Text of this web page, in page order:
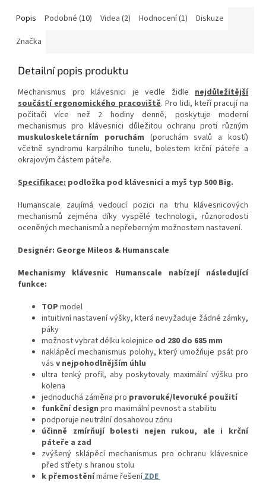
Popis Podobné (10) Videa (2) Hodnocení (1)
Diskuze
Značka
Detailní popis produktu
Mechanismus pro klávesnici je vedle židle nejdůležitější
součástí ergonomického pracoviště. Pro lidi, kteří pracují na
počítači více než 2 hodiny denně, poskytuje moderní
mechanismus pro klávesnici důležitou ochranu proti různým
muskuloskeletárním poruchám (poruchám svalů a kostí)
včetně syndromu karpálního tunelu, bolestem krční páteře a
okrajovým částem páteře.
Specifikace: podložka pod klávesnici a myš typ 500 Big.
Humanscale zaujímá vedoucí pozici na trhu klávesnicových
mechanismů zejména díky vyspělé technologii, různorodosti
oceněných mechanismů a nepřeberným možnostem nastavení.
Designér: George Mileos & Humanscale
Mechanismy klávesnic Humanscale nabízejí následující
funkce:
TOP model
intuitivní nastavení výšky, která nevyžaduje žádné zámky,
páky
možnost vybrat délku kolejnice od 280 do 685 mm
naklápěcí mechanismus polohy, který umožňuje psát pro
vás v nejpohodlnějším úhlu
ultra tenký profil, aby poskytovaly maximální výšku pro
kolena
jednoduchá záměna pro pravoruké/levoruké použití
funkční design pro maximální pevnost a stabilitu
podporuje neutrální dosahovou zónu
účinně zmírňují bolesti nejen rukou, ale i krční
páteře a zad
zvýšený sklápěcí mechanismus pro ochranu klávesnice
před střety s hranou stolu
k přemostěnímáme řešeníZDE